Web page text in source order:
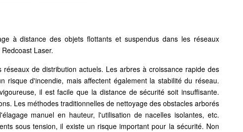
à distance des objets flottants et suspendus dans les réseaux
Laser.
de distribution actuels. Les arbres à croissance rapide des
risque d'incendie, mais affectent également la stabilité du réseau.
il est facile que la distance de sécurité soit insuffisante.
Les méthodes traditionnelles de nettoyage des obstacles arborés
manuel en hauteur, l'utilisation de nacelles isolantes, etc.
sous tension, il existe un risque important pour la sécurité. Non